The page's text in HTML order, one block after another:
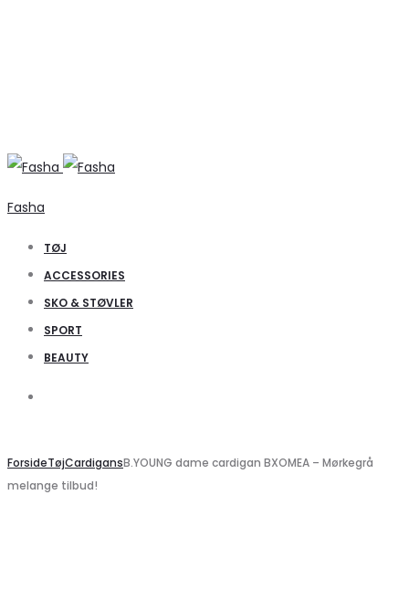
Fasha
TØJ
ACCESSORIES
SKO & STØVLER
SPORT
BEAUTY
ForsideTøjCardigansB.YOUNG dame cardigan BXOMEA – Mørkegrå
melange tilbud!